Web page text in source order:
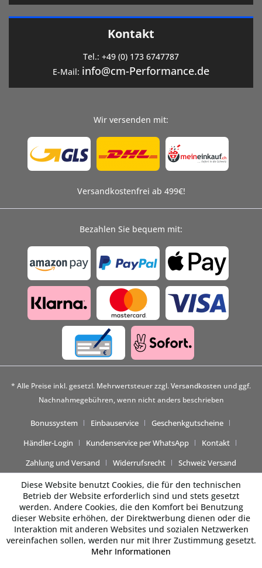
Kontakt
Tel.: +49 (0) 173 6747787
E-Mail: info@cm-Performance.de
Wir versenden mit:
Versandkostenfrei ab 499€!
Bezahlen Sie bequem mit:
* Alle Preise inkl. gesetzl. Mehrwertsteuer zzgl.Versandkosten und ggf.
Nachnahmegebühren, wenn nicht anders beschrieben
Bonussystem Einbauservice
Geschenkgutscheine
Händler-Login
Kundenservice per WhatsApp
Kontakt
Zahlung und Versand
Widerrufsrecht Schweiz Versand
Diese Website benutzt Cookies, die für den technischen
Betrieb der Website erforderlich sind und stets gesetzt
werden. Andere Cookies, die den Komfort bei Benutzung
dieser Website erhöhen, der Direktwerbung dienen oder die
Interaktion mit anderen Websites und sozialen Netzwerken
vereinfachen sollen, werden nur mit Ihrer Zustimmung gesetzt.
Mehr Informationen